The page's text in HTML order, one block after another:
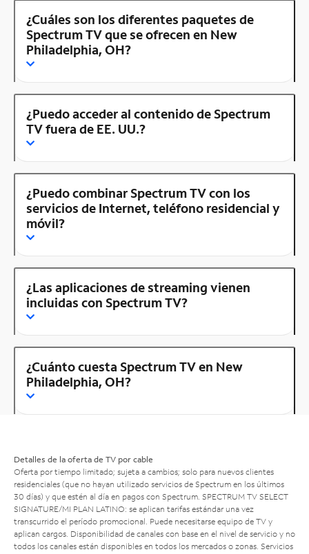
¿Cuáles son los diferentes paquetes de
Spectrum TV que se ofrecen en New
Philadelphia, OH?
¿Puedo acceder al contenido de Spectrum
TV fuera de EE. UU.?
¿Puedo combinar Spectrum TV con los
servicios de Internet, teléfono residencial y
móvil?
¿Las aplicaciones de streaming vienen
incluidas con Spectrum TV?
¿Cuánto cuesta Spectrum TV en New
Philadelphia, OH?
Detalles de la oferta de TV por cable
Oferta por tiempo limitado; sujeta a cambios; solo para nuevos clientes
residenciales (que no hayan utilizado servicios de Spectrum en los últimos
30 días) y que estén al día en pagos con Spectrum. SPECTRUM TV SELECT
SIGNATURE/MI PLAN LATINO: se aplican tarifas estándar una vez
transcurrido el período promocional. Puede necesitarse equipo de TV y
aplican cargos. Disponibilidad de canales con base en el nivel de servicio y no
todos los canales están disponibles en todos los mercados o zonas. Servicios